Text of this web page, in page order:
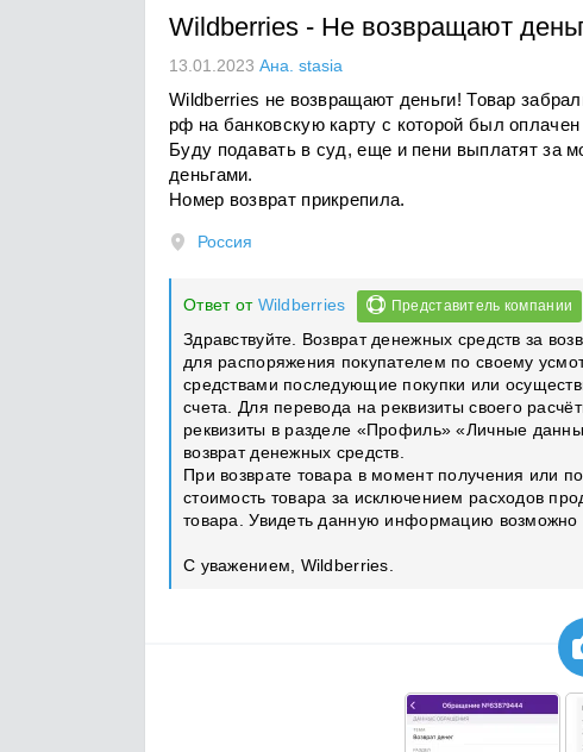
Wildberries - Не возвращают
13.01.2023 Ана. stasia
Wildberries не возвращают деньги! Товар
рф на банковскую карту с которой был
Буду подавать в суд, еще и пени выплатят за
деньгами.
Номер возврат прикрепила.
Россия
Ответ от Wildberries Представитель компании
Здравствуйте. Возврат денежных средств за
для распоряжения покупателем по своему
средствами последующие покупки или
счета. Для перевода на реквизиты своего
реквизиты в разделе «Профиль» «Личные
возврат денежных средств.
При возврате товара в момент получения или
стоимость товара за исключением расходов
товара. Увидеть данную информацию
С уважением, Wildberries.